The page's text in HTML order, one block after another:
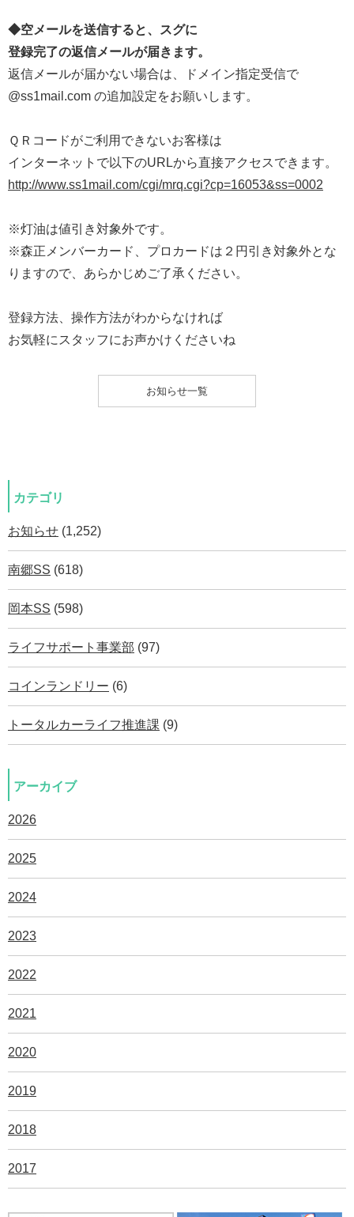
◆空メールを送信すると、スグに
登録完了の返信メールが届きます。
返信メールが届かない場合は、ドメイン指定受信で
@ss1mail.com の追加設定をお願いします。
ＱＲコードがご利用できないお客様は
インターネットで以下のURLから直接アクセスできます。
http://www.ss1mail.com/cgi/mrq.cgi?cp=16053&ss=0002
※灯油は値引き対象外です。
※森正メンバーカード、プロカードは２円引き対象外とな
りますので、あらかじめご了承ください。
登録方法、操作方法がわからなければ
お気軽にスタッフにお声かけくださいね
お知らせ一覧
カテゴリ
お知らせ (1,252)
南郷SS (618)
岡本SS (598)
ライフサポート事業部 (97)
コインランドリー (6)
トータルカーライフ推進課 (9)
アーカイブ
2026
2025
2024
2023
2022
2021
2020
2019
2018
2017